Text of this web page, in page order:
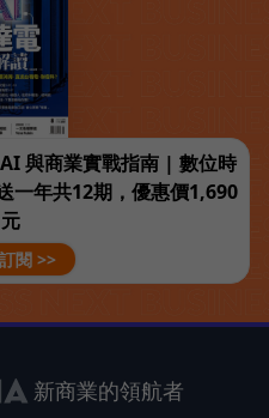
與商業實戰指南 | 數位時
一年共12期，優惠價1,690
元
閱 >>
新商業的領航者